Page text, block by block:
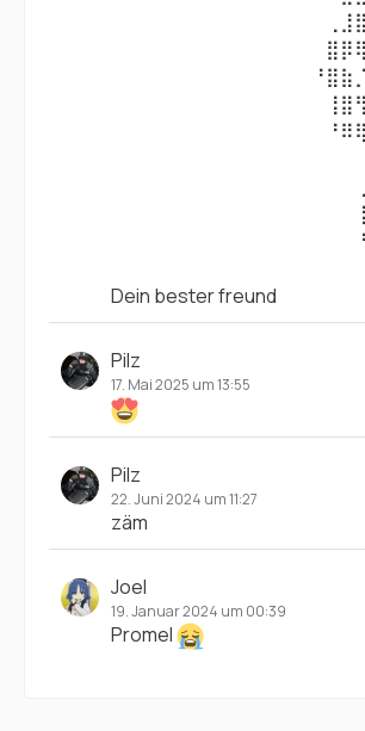
Dein bester freund
Pilz
17. Mai 2025 um 13:55
Pilz
22. Juni 2024 um 11:27
zäm
Joel
19. Januar 2024 um 00:39
Promel